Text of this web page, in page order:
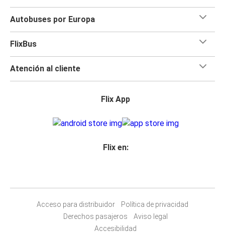
Autobuses por Europa
FlixBus
Atención al cliente
Flix App
Flix en:
Acceso para distribuidor
Política de privacidad
Derechos pasajeros
Aviso legal
Accesibilidad